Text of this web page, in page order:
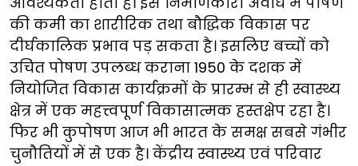
की कमी का शारीरिक तथा बौद्धिक विकास पर
दीर्घकालिक प्रभाव पड़ सकता है। इसलिए बच्चों को
उचित पोषण उपलब्ध कराना 1950 के दशक में
नियोजित विकास कार्यक्रमों के प्रारम्भ से ही स्वास्थ्य
क्षेत्र में एक महत्त्वपूर्ण विकासात्मक हस्तक्षेप रहा है।
फिर भी कुपोषण आज भी भारत के समक्ष सबसे गंभीर
चुनौतियों में से एक है। केंद्रीय स्वास्थ्य एवं परिवार